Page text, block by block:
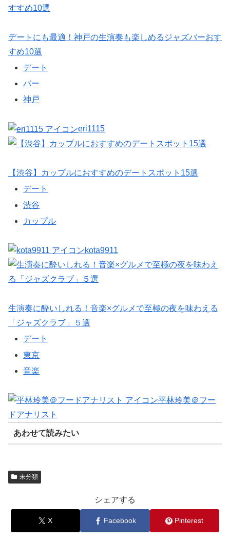
デートにも最適！神戸の生演奏も楽しめるジャズバーおす
すめ10選
デート
バー
神戸
eri1115
【渋谷】カップルにおすすめのデートスポット15選
デート
渋谷
カップル
kota9911
生演奏に酔いしれる！音楽×グルメで至極の夜を味わえる
「ジャズクラブ」５選
デート
東京
音楽
平林玲美＠フー
ドアナリスト
あわせて読みたい
未分類
シェアする
X Facebook Pinterest